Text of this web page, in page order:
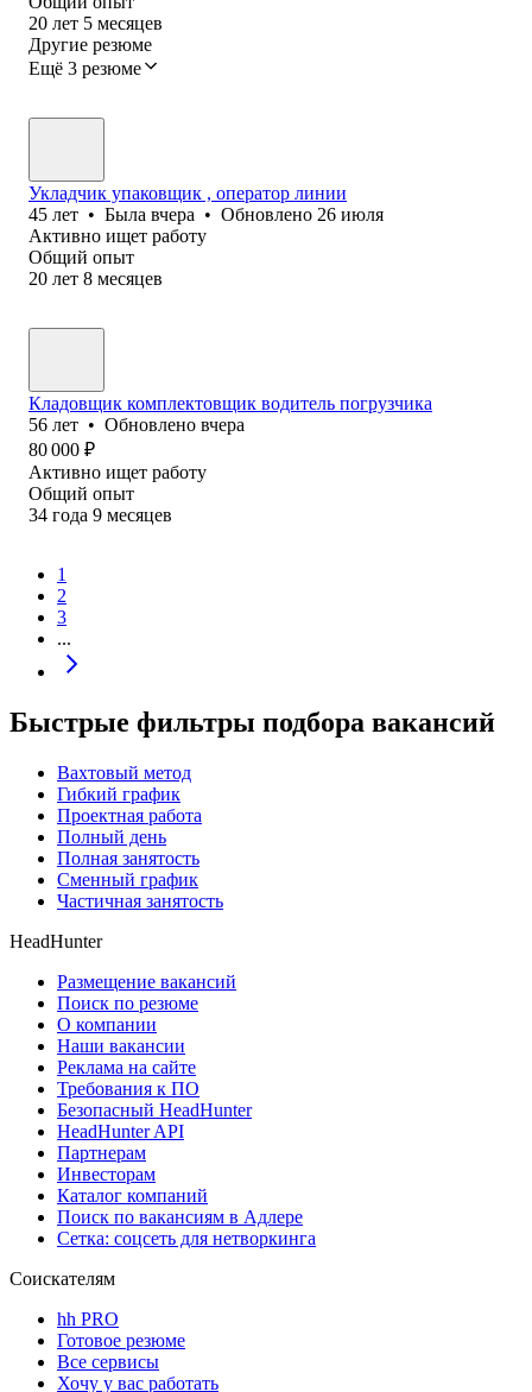
20 лет 5 месяцев
Другие резюме
Ещё 3 резюме
Укладчик упаковщик , оператор линии
45 лет • Была вчера • Обновлено 26 июля
Активно ищет работу
Общий опыт
20 лет 8 месяцев
Кладовщик комплектовщик водитель погрузчика
56 лет • Обновлено вчера
80 000 ₽
Активно ищет работу
Общий опыт
34 года 9 месяцев
1
2
3
...
Быстрые фильтры подбора вакансий
Вахтовый метод
Гибкий график
Проектная работа
Полный день
Полная занятость
Сменный график
Частичная занятость
HeadHunter
Размещение вакансий
Поиск по резюме
О компании
Наши вакансии
Реклама на сайте
Требования к ПО
Безопасный HeadHunter
HeadHunter API
Партнерам
Инвесторам
Каталог компаний
Поиск по вакансиям в Адлере
Сетка: соцсеть для нетворкинга
Соискателям
hh PRO
Готовое резюме
Все сервисы
Хочу у вас работать